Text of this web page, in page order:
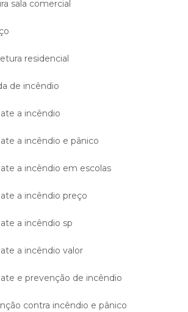
sala comercial
residencial
de incêndio
a incêndio
a incêndio e pânico
a incêndio em escolas
a incêndio preço
a incêndio sp
a incêndio valor
e prevenção de incêndio
contra incêndio e pânico